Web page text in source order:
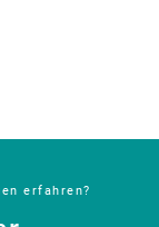
erfahren?